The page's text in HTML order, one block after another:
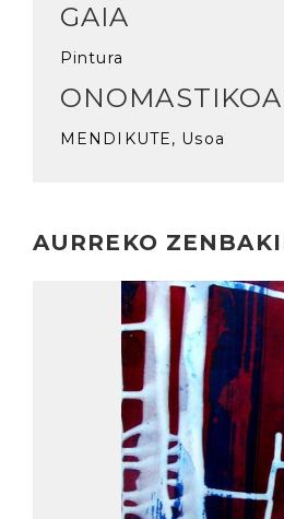
GAIA
Pintura
MENDIKUTE, Usoa
AURREKO